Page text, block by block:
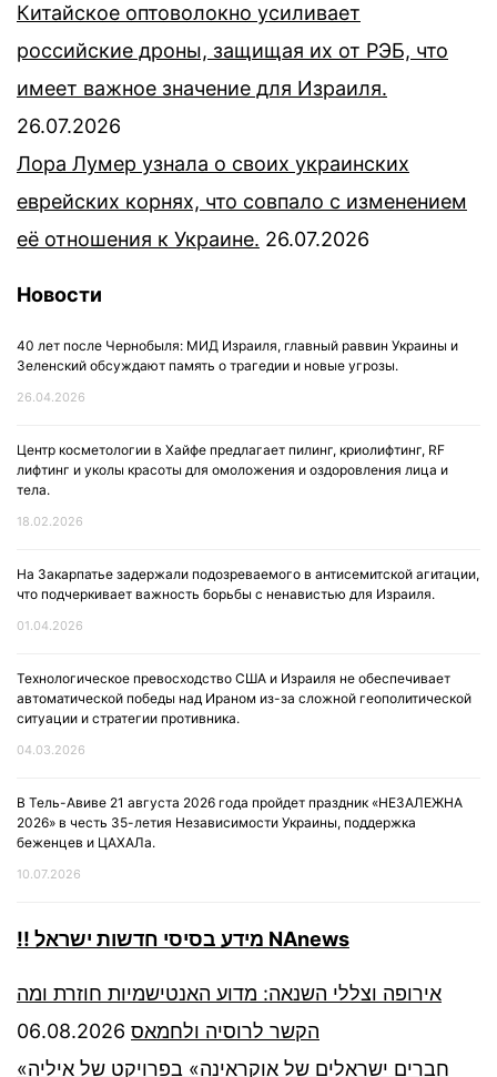
Китайское оптоволокно усиливает
российские дроны, защищая их от РЭБ, что
имеет важное значение для Израиля.
26.07.2026
Лора Лумер узнала о своих украинских
еврейских корнях, что совпало с изменением
её отношения к Украине. 26.07.2026
Новости
40 лет после Чернобыля: МИД Израиля, главный раввин Украины и
Зеленский обсуждают память о трагедии и новые угрозы.
26.04.2026
Центр косметологии в Хайфе предлагает пилинг, криолифтинг, RF
лифтинг и уколы красоты для омоложения и оздоровления лица и
тела.
18.02.2026
На Закарпатье задержали подозреваемого в антисемитской агитации,
что подчеркивает важность борьбы с ненавистью для Израиля.
01.04.2026
Технологическое превосходство США и Израиля не обеспечивает
автоматической победы над Ираном из-за сложной геополитической
ситуации и стратегии противника.
04.03.2026
В Тель-Авиве 21 августа 2026 года пройдет праздник «НЕЗАЛЕЖНА
2026» в честь 35-летия Независимости Украины, поддержка
беженцев и ЦАХАЛа.
10.07.2026
!! מידע בסיסי חדשות ישראל NAnews
אירופה וצללי השנאה: מדוע האנטישמיות חוזרת ומה
הקשר לרוסיה ולחמאס 06.08.2026
«חברים ישראלים של אוקראינה» בפרויקט של איליה